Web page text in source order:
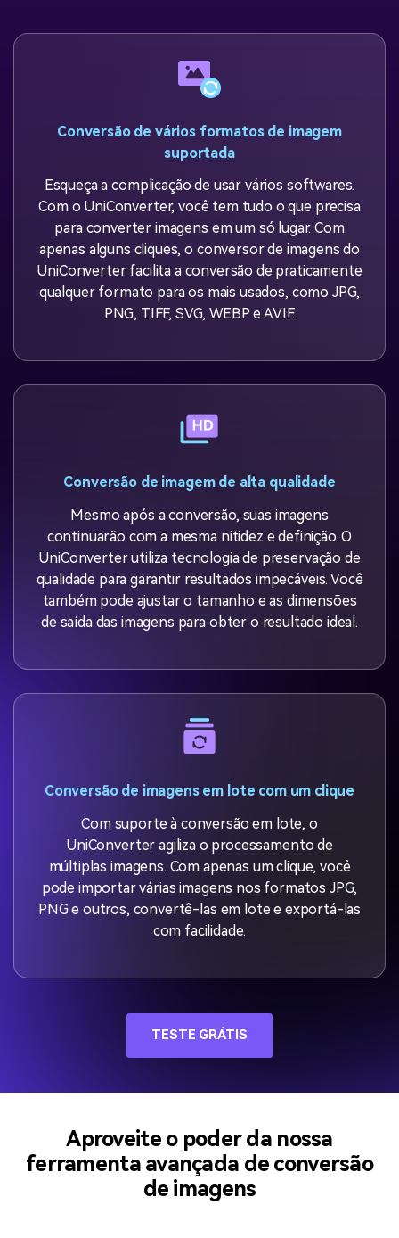
Conversão de vários formatosde imagem
suportada
Esqueça a complicação de usar vários softwares.
Com o UniConverter, você tem tudo o que precisa
para converter imagens em um só lugar. Com
apenas alguns cliques, o conversor de imagens do
UniConverter facilita a conversão de praticamente
qualquer formato para os mais usados, como JPG,
PNG, TIFF, SVG, WEBP e AVIF.
Conversão de imagemde alta qualidade
Mesmo após a conversão, suas imagens
continuarão com a mesma nitidez e definição. O
UniConverter utiliza tecnologia de preservação de
qualidade para garantir resultados impecáveis. Você
também pode ajustar o tamanho e as dimensões
de saída das imagens para obter o resultado ideal.
Conversão de imagens em lote com um clique
Com suporte à conversão em lote, o
UniConverter agiliza o processamento de
múltiplas imagens. Com apenas um clique, você
pode importar várias imagens nos formatos JPG,
PNG e outros, convertê-las em lote e exportá-las
com facilidade.
TESTE GRÁTIS
Aproveite o poder da nossa
ferramenta avançada de conversão
de imagens